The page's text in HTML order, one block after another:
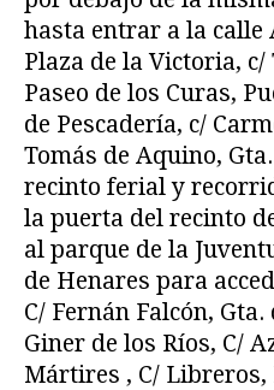
hasta entrar a la calle
Plaza de la Victoria, c/
Paseo de los Curas,
de Pescadería, c/
Tomás de Aquino,
recinto ferial y
la puerta del recinto
al parque de la
de Henares para
C/ Fernán Falcón,
Giner de los Ríos, C/
Mártires , C/ Libreros,